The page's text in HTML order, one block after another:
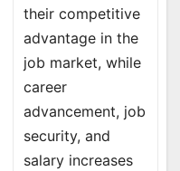
their competitive
advantage in the
job market, while
career
advancement, job
security, and
salary increases